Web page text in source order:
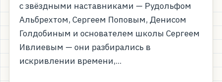
с звёздными наставниками — Рудольфом
Альбрехтом, Сергеем Поповым, Денисом
Голдобиным и основателем школы Сергеем
Ивлиевым — они разбирались в
искривлении времени,...